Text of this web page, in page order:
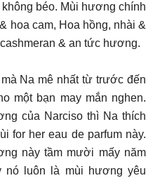
béo. Mùi hương chính
hoa cam, Hoa hồng, nhài &
& an tức hương.
Na mê nhất từ trước đến
một bạn may mắn nghen.
của Narciso thì Na thích
for her eau de parfum này.
này tầm mười mấy năm
luôn là mùi hương yêu